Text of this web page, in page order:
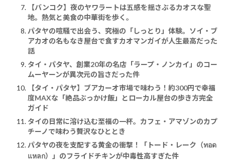
【バンコク】夜のヤワラートは五感を揺さぶるカオスな聖
地。熱気と美食の中華街を歩く。
パタヤの喧騒で出会う、究極の「しっとり」体験。ソイ・ブ
アカオの名もなき屋台で食すカオマンガイが人生最高だった
話
タイ・パタヤ、創業20年の名店「ラープ・ノンカイ」のコー
ムーヤーンが異次元の旨さだった件
【タイ・パタヤ】ブアカーオ市場で味わう！約300円で幸福
度MAXな「絶品ぶっかけ飯」とローカル屋台の歩き方完全
ガイド
タイの日常に溶け込む至福の一杯。カフェ・アマゾンのカプ
チーノで味わう贅沢なひととき
パタヤの夜を支配する黄金の衝撃！「トード・レーク（ทอด
แหลก）」のフライドチキンが中毒性高すぎた件